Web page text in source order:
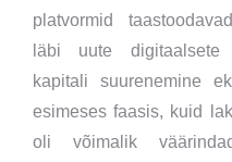
platvormid
läbi uute digitaalsete
kapitali suurenemine
esimeses faasis, kuid
oli võimalik